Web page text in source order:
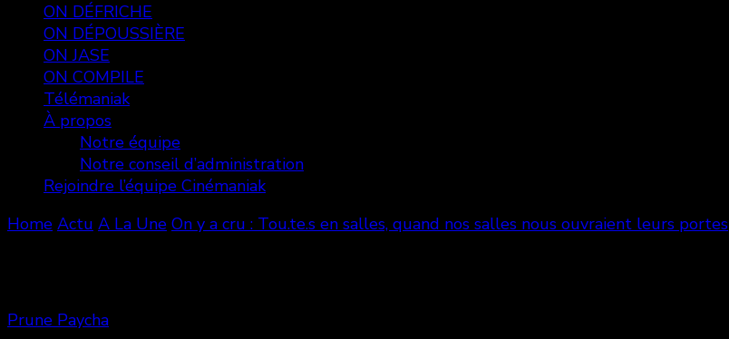
ON DÉFRICHE
ON DÉPOUSSIÈRE
ON JASE
ON COMPILE
Télémaniak
À propos
Notre équipe
Notre conseil d’administration
Rejoindre l’équipe Cinémaniak
Home Actu A La Une On y a cru : Tou.te.s en salles, quand nos salles nous ouvraient leurs portes
Prune Paycha